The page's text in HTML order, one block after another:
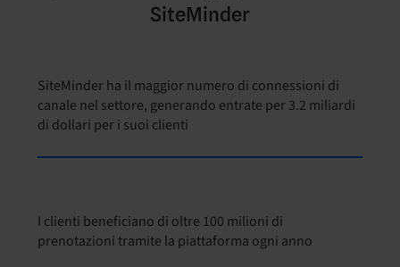
SiteMinder
SiteMinder ha il maggior numero di connessioni di
canale nel settore, generando entrate per 3.2 miliardi
di dollari per i suoi clienti
I clienti beneficiano di oltre 100 milioni di
prenotazioni tramite la piattaforma ogni anno